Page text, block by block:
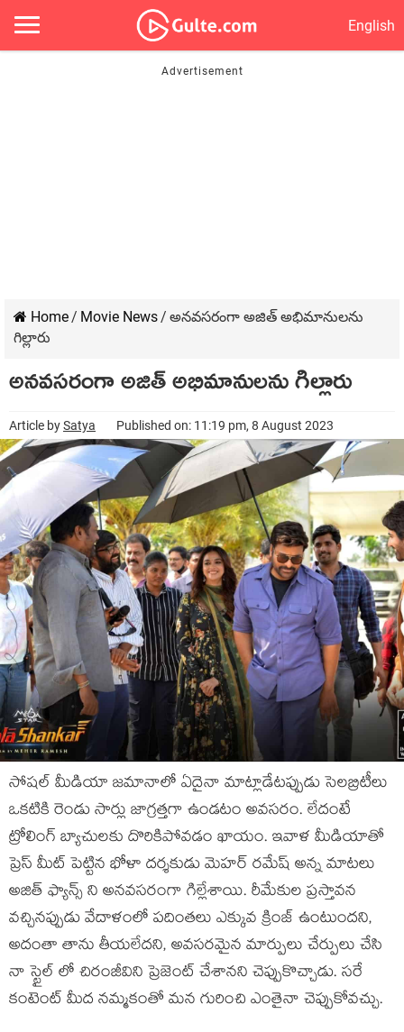
English
Home/ Movie News/ అనవసరంగా అజిత్ అభిమానులను
గిల్లారు
అనవసరంగా అజిత్ అభిమానులను గిల్లారు
Article bySatya Published on: 11:19 pm, 8 August 2023
సోషల్ మీడియా జమానాలో ఏదైనా మాట్లాడేటప్పుడు సెలబ్రిటీలు
ఒకటికి రెండు సార్లు జాగ్రత్తగా ఉండటం అవసరం. లేదంటే
ట్రోలింగ్ బ్యాచులకు దొరికిపోవడం ఖాయం. ఇవాళ మీడియాతో
ప్రెస్ మీట్ పెట్టిన భోళా దర్శకుడు మెహర్ రమేష్ అన్న మాటలు
అజిత్ ఫ్యాన్స్ ని అనవసరంగా గిల్లేశాయి. రీమేకుల ప్రస్తావన
వచ్చినప్పుడు వేదాళంలో పదింతలు ఎక్కువ క్రింజ్ ఉంటుందని,
అదంతా తాను తీయలేదని, అవసరమైన మార్పులు చేర్పులు చేసి
నా స్టైల్ లో చిరంజీవిని ప్రెజెంట్ చేశానని చెప్పుకొచ్చాడు. సరే
కంటెంట్ మీద నమ్మకంతో మన గురించి ఎంతైనా చెప్పుకోవచ్చు.